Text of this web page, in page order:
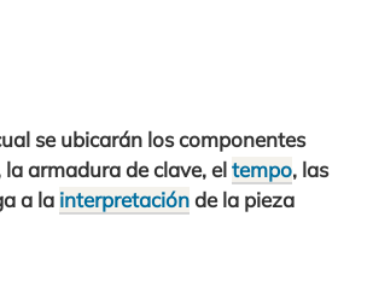
se ubicarán los componentes
armadura de clave, eltempo, las
a la interpretaciónde la pieza